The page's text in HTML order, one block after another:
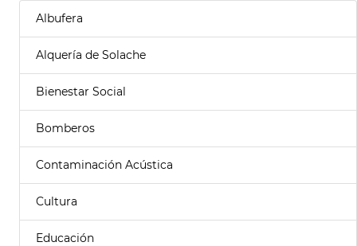
Albufera
Alquería de Solache
Bienestar Social
Bomberos
Contaminación Acústica
Cultura
Educación